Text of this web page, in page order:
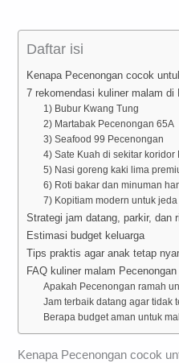
Daftar isi
Kenapa Pecenongan cocok
7 rekomendasi kuliner malam di
1) Bubur Kwang Tung
2) Martabak Pecenongan 65A
3) Seafood 99 Pecenongan
4) Sate Kuah di sekitar koridor
5) Nasi goreng kaki lima
6) Roti bakar dan minuman
7) Kopitiam modern untuk jeda
Strategi jam datang, parkir, dan
Estimasi budget keluarga
Tips praktis agar anak tetap
FAQ kuliner malam
Apakah Pecenongan ramah
Jam terbaik datang agar tidak
Berapa budget aman untuk
Kenapa Pecenongan cocok